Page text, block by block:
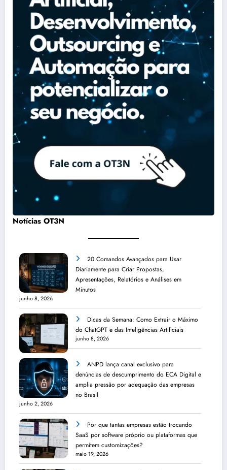
Notícias OT3N
20 Comandos Avançados para Usar
Diariamente para Criar Propostas,
Apresentações, Relatórios e Análises em
Minutos
junho 8, 2026
Dicas da Semana: Como Extrair o Máximo
do ChatGPT e das Inteligências Artificiais
junho 8, 2026
ANPD lança canal exclusivo para
denúncias de descumprimento do ECA Digital e
amplia pressão por adequação das empresas
no Brasil
junho 2, 2026
Por que tantas empresas estão trocando
SaaS por software próprio ou plataformas que
permitem customizações?
maio 19, 2026